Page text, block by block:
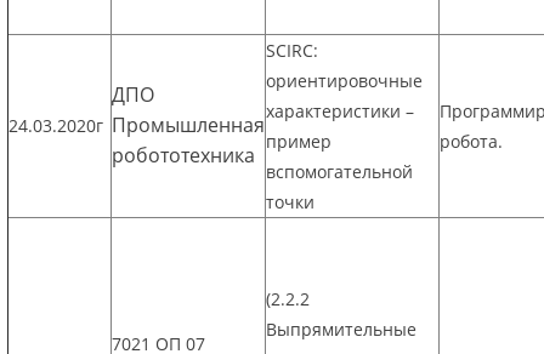
24.03.2020г
ДПО
Промышленная
робототехника
SCIRC:
ориентировочные
характеристики –
пример
вспомогательной
точки
робота.
7021 ОП 07
(2.2.2
Выпрямительные